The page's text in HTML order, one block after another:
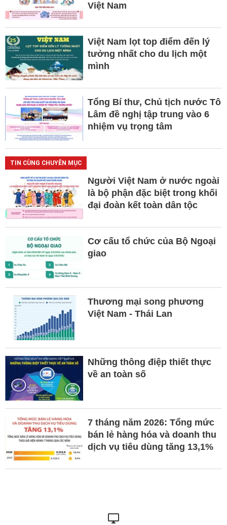
Việt Nam
Việt Nam lọt top điểm đến lý
tưởng nhất cho du lịch một
mình
Tổng Bí thư, Chủ tịch nước Tô
Lâm đề nghị tập trung vào 6
nhiệm vụ trọng tâm
TIN CÙNG CHUYÊN MỤC
Người Việt Nam ở nước ngoài
là bộ phận đặc biệt trong khối
đại đoàn kết toàn dân tộc
Cơ cấu tổ chức của Bộ Ngoại
giao
Thương mại song phương
Việt Nam - Thái Lan
Những thông điệp thiết thực
về an toàn số
7 tháng năm 2026: Tổng mức
bán lẻ hàng hóa và doanh thu
dịch vụ tiêu dùng tăng 13,1%